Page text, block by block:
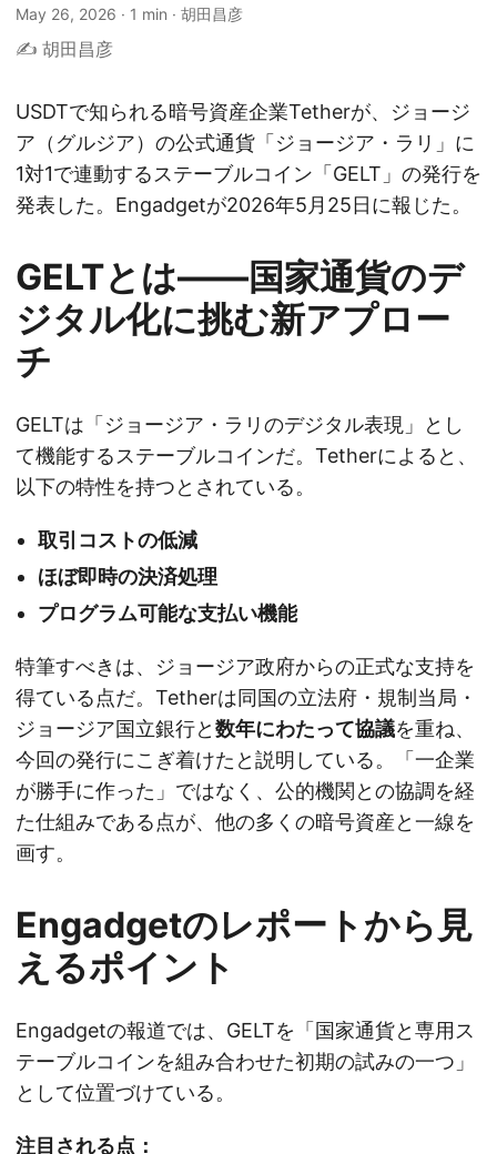
May 26, 2026 · 1 min · 胡田昌彦
✍️ 胡田昌彦
USDTで知られる暗号資産企業Tetherが、ジョージ
ア（グルジア）の公式通貨「ジョージア・ラリ」に
1対1で連動するステーブルコイン「GELT」の発行を
発表した。Engadgetが2026年5月25日に報じた。
GELTとは——国家通貨のデ
ジタル化に挑む新アプロー
チ
GELTは「ジョージア・ラリのデジタル表現」とし
て機能するステーブルコインだ。Tetherによると、
以下の特性を持つとされている。
取引コストの低減
ほぼ即時の決済処理
プログラム可能な支払い機能
特筆すべきは、ジョージア政府からの正式な支持を
得ている点だ。Tetherは同国の立法府・規制当局・
ジョージア国立銀行と数年にわたって協議を重ね、
今回の発行にこぎ着けたと説明している。「一企業
が勝手に作った」ではなく、公的機関との協調を経
た仕組みである点が、他の多くの暗号資産と一線を
画す。
Engadgetのレポートから見
えるポイント
Engadgetの報道では、GELTを「国家通貨と専用ス
テーブルコインを組み合わせた初期の試みの一つ」
として位置づけている。
注目される点：